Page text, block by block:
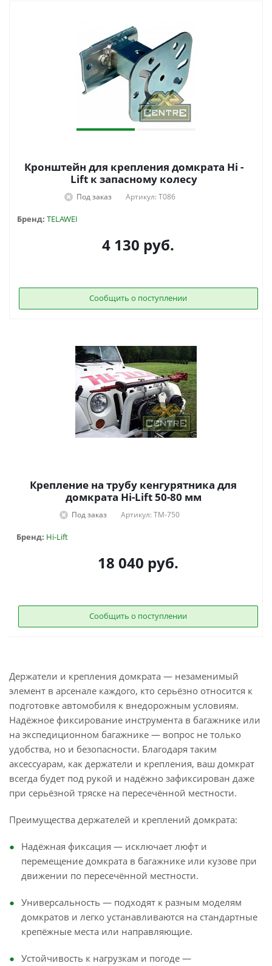
Кронштейн для крепления домкрата Hi -
Lift к запасному колесу
Под заказ Артикул: T086
Бренд: TELAWEI
4 130 руб.
Сообщить о поступлении
Крепление на трубу кенгурятника для
домкрата Hi-Lift 50-80 мм
Под заказ Артикул: TM-750
Бренд: Hi-Lift
18 040 руб.
Сообщить о поступлении
Держатели и крепления домкрата — незаменимый
элемент в арсенале каждого, кто серьёзно относится к
подготовке автомобиля к внедорожным условиям.
Надёжное фиксирование инструмента в багажнике или
на экспедиционном багажнике — вопрос не только
удобства, но и безопасности. Благодаря таким
аксессуарам, как держатели и крепления, ваш домкрат
всегда будет под рукой и надёжно зафиксирован даже
при серьёзной тряске на пересечённой местности.
Преимущества держателей и креплений домкрата:
Надёжная фиксация — исключает люфт и
перемещение домкрата в багажнике или кузове при
движении по пересечённой местности.
Универсальность — подходят к разным моделям
домкратов и легко устанавливаются на стандартные
крепёжные места или направляющие.
Устойчивость к нагрузкам и погоде —